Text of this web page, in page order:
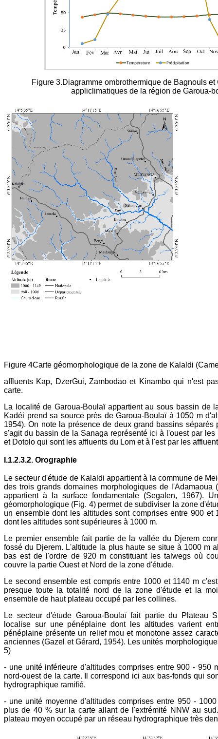
Figure 3.Diagramme ombrothermique de Bagnouls et
appliclimatiques de la région de Garoua-
Figure 4Carte géomorphologique de la zone de Kalaldi
affluents Kap, DzerGui, Zambodao et Kinambo qui n'est
carte.
La localité de Garoua-Boulaï appartient au sous bassin de
Kadéi prend sa source près de Garoua-Boulaï à 1050 m
1954). On note la présence de deux grand bassins séparés
s'agit du bassin de la Sanaga représenté ici à l'ouest par
et Dotolo qui sont les affluents du Lom et à l'est par les
I.1.2.3.2. Orographie
Le secteur d'étude de Kalaldi appartient à la commune de
des trois grands domaines morphologiques de l'Adamaoua
appartient à la surface fondamentale (Segalen, 1967).
géomorphologique (Fig. 4) permet de subdiviser la zone
un ensemble dont les altitudes sont comprises entre 900 et
dont les altitudes sont supérieures à 1000 m.
Le premier ensemble fait partie de la vallée du Djerem
fossé du Djerem. L'altitude la plus haute se situe à 1000 m
bas est de l'ordre de 920 m constituant les talwegs où
couvre la partie Ouest et Nord de la zone d'étude.
Le second ensemble est compris entre 1000 et 1140 m
presque toute la totalité nord de la zone d'étude et la
ensemble de haut plateau occupé par les collines.
Le secteur d'étude Garoua-Boulaï fait partie du Plateau
localise sur une pénéplaine dont les altitudes varient
pénéplaine présente un relief mou et monotone assez
anciennes (Gazel et Gérard, 1954). Les unités
5)
- une unité inférieure d'altitudes comprises entre 900 - 950
nord-ouest de la carte. Il correspond ici aux bas-fonds qui
hydrographique ramifié.
- une unité moyenne d'altitudes comprises entre 950 -
plus de 40 % sur la carte allant de l'extrémité NNW au
plateau moyen occupé par un réseau hydrographique très